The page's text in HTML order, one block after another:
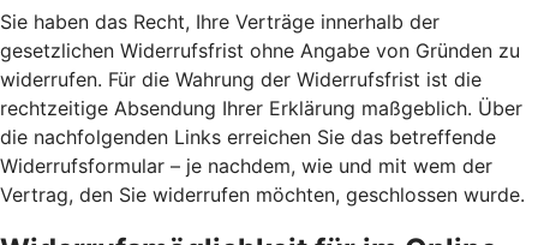
Sie haben das Recht, Ihre Verträge innerhalb der
gesetzlichen Widerrufsfrist ohne Angabe von Gründen zu
widerrufen. Für die Wahrung der Widerrufsfrist ist die
rechtzeitige Absendung Ihrer Erklärung maßgeblich. Über
die nachfolgenden Links erreichen Sie das betreffende
Widerrufsformular – je nachdem, wie und mit wem der
Vertrag, den Sie widerrufen möchten, geschlossen wurde.